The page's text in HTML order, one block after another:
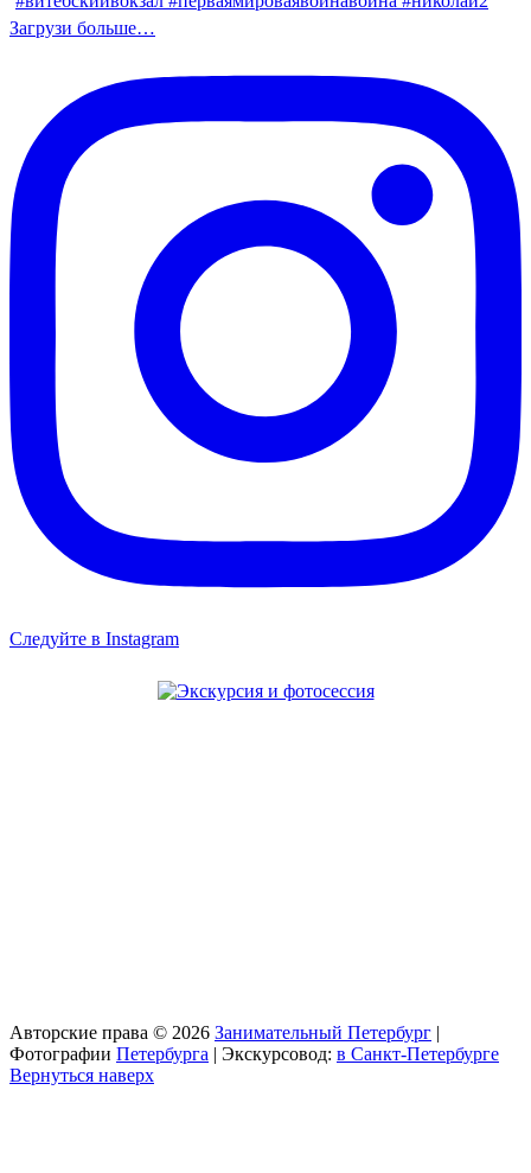
Загрузи больше…
Следуйте в Instagram
Авторские права © 2026 Занимательный Петербург |
Фотографии Петербурга | Экскурсовод: в Санкт-Петербурге
Вернуться наверх